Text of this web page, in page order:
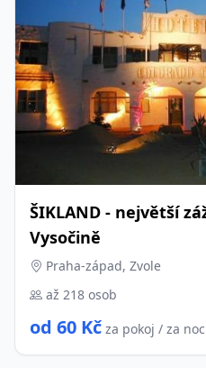
ŠIKLAND - největší
Vysočině
Praha-západ, Zvole
až 218 osob
od 60 Kč za pokoj / za noc